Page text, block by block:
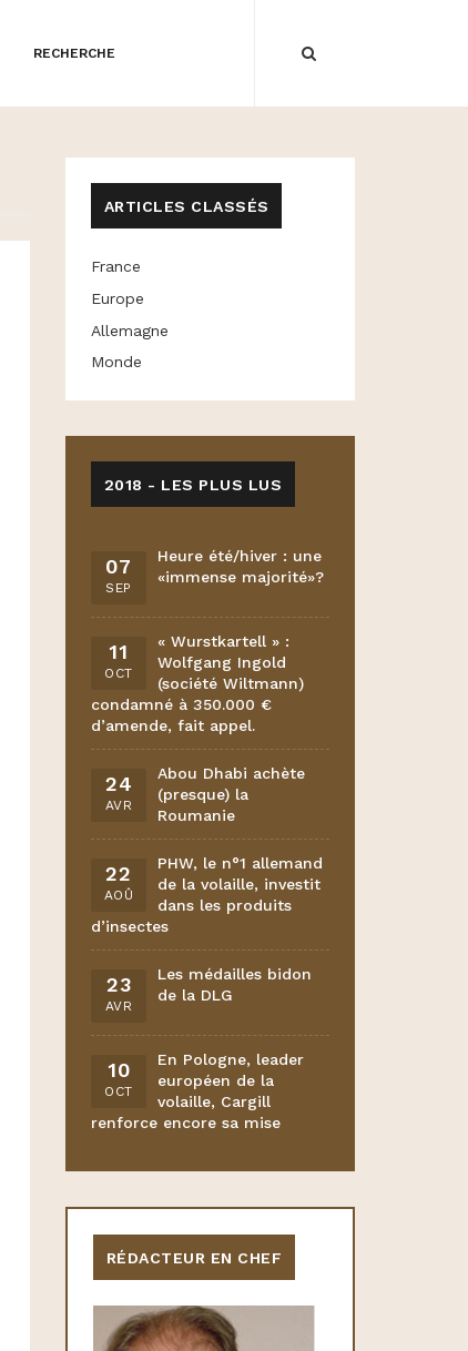
RECHERCHE
ARTICLES CLASSÉS
France
Europe
Allemagne
Monde
2018 - LES PLUS LUS
07
SEP
Heure été/hiver : une
«immense majorité»?
11
OCT
« Wurstkartell » :
Wolfgang Ingold
(société Wiltmann)
condamné à 350.000 €
d’amende, fait appel.
24
AVR
Abou Dhabi achète
(presque) la
Roumanie
22
AOÛ
PHW, le n°1 allemand
de la volaille, investit
dans les produits
d’insectes
23
AVR
Les médailles bidon
de la DLG
10
OCT
En Pologne, leader
européen de la
volaille, Cargill
renforce encore sa mise
RÉDACTEUR EN CHEF